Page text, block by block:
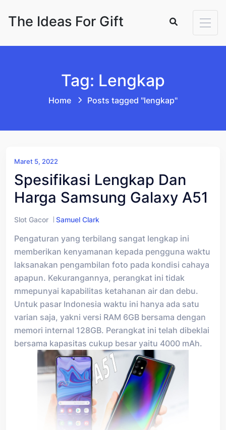
The Ideas For Gift
Tag: Lengkap
Home Posts tagged "lengkap"
Maret 5, 2022
Spesifikasi Lengkap Dan
Harga Samsung Galaxy A51
Slot Gacor Samuel Clark
Pengaturan yang terbilang sangat lengkap ini
memberikan kenyamanan kepada pengguna waktu
laksanakan pengambilan foto pada kondisi cahaya
apapun. Kekurangannya, perangkat ini tidak
mmepunyai kapabilitas ketahanan air dan debu.
Untuk pasar Indonesia waktu ini hanya ada satu
varian saja, yakni versi RAM 6GB bersama dengan
memori internal 128GB. Perangkat ini telah dibeklai
bersama kapasitas cukup besar yaitu 4000 mAh.